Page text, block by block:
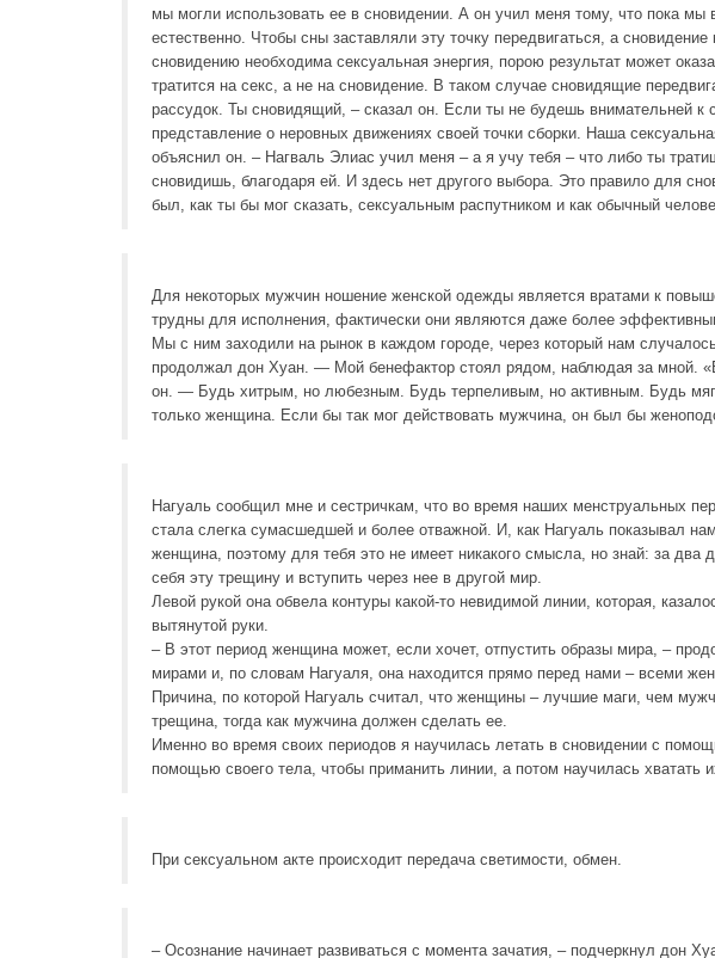
мы могли использовать ее в сновидении. А он учил меня тому, что пока мы
естественно. Чтобы сны заставляли эту точку передвигаться, а
сновидению необходима сексуальная энергия, порою результат может
тратится на секс, а не на сновидение. В таком случае сновидящие
рассудок. Ты сновидящий, – сказал он. Если ты не будешь внимательней к
представление о неровных движениях своей точки сборки. Наша
объяснил он. – Нагваль Элиас учил меня – а я учу тебя – что либо ты
сновидишь, благодаря ей. И здесь нет другого выбора. Это правило для
был, как ты бы мог сказать, сексуальным распутником и как обычный
Для некоторых мужчин ношение женской одежды является вратами к
трудны для исполнения, фактически они являются даже более
Мы с ним заходили на рынок в каждом городе, через который нам
продолжал дон Хуан. — Мой бенефактор стоял рядом, наблюдая за мной.
он. — Будь хитрым, но любезным. Будь терпеливым, но активным. Будь
только женщина. Если бы так мог действовать мужчина, он был бы
Нагуаль сообщил мне и сестричкам, что во время наших менструальных
стала слегка сумасшедшей и более отважной. И, как Нагуаль показывал
женщина, поэтому для тебя это не имеет никакого смысла, но знай: за
себя эту трещину и вступить через нее в другой мир.
Левой рукой она обвела контуры какой-то невидимой линии, которая,
вытянутой руки.
– В этот период женщина может, если хочет, отпустить образы мира, –
мирами и, по словам Нагуаля, она находится прямо перед нами – всеми
Причина, по которой Нагуаль считал, что женщины – лучшие маги, чем
трещина, тогда как мужчина должен сделать ее.
Именно во время своих периодов я научилась летать в сновидении с
помощью своего тела, чтобы приманить линии, а потом научилась хватать
При сексуальном акте происходит передача светимости, обмен.
– Осознание начинает развиваться с момента зачатия, – подчеркнул дон